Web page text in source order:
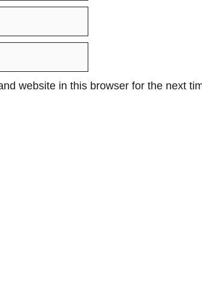
website in this browser for the next